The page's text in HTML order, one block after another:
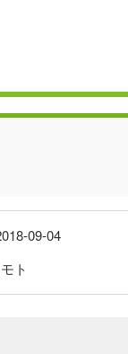
09-04
ト